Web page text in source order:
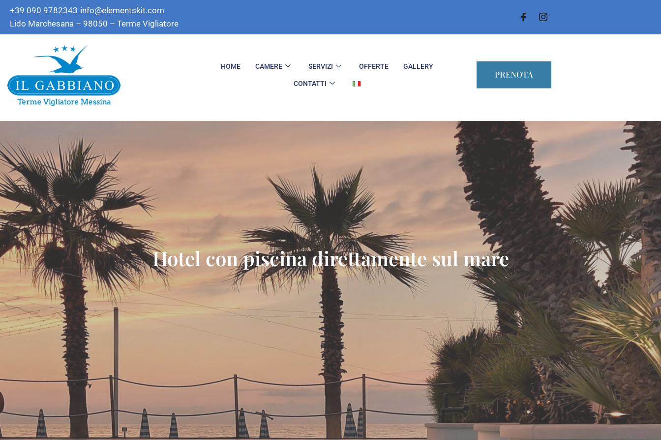
+39 090 9782343 info@elementskit.com
Lido Marchesana – 98050 – Terme Vigliatore
HOME CAMERE SERVIZI OFFERTE GALLERY
CONTATTI
PRENOTA
Hotel con piscina direttamente sul mare